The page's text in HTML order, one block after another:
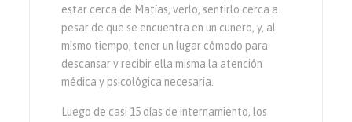
estar cerca de Matías, verlo, sentirlo cerca a
pesar de que se encuentra en un cunero, y, al
mismo tiempo, tener un lugar cómodo para
descansar y recibir ella misma la atención
médica y psicológica necesaria.
Luego de casi 15 días de internamiento, los